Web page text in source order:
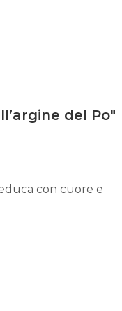
del Po"
con cuore e